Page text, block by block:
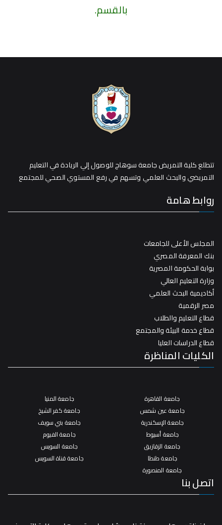
بالقسم.
تتطلع كلية التمريض جامعة سوهاج للوصول إلي الريادة في التعليم
التمريضي والبحث العلمي وتسهم في رفع المستوي الصحي للمجتمع
روابط هامة
المجلس الأعلى للجامعات
بنك المعرفة المصري
بوابة الحكومة المصرية
وزارة التعليم العالي
أكاديمية البحث العلمي
مصر الرقمية
قطاع التعليم والطلاب
قطاع خدمة البيئة والمجتمع
قطاع الدراسات العليا
الكليات المناظرة
جامعة القاهرة
جامعة عين شمس
جامعة الإسكندرية
جامعة أسيوط
جامعة الزقازيق
جامعة طنطا
جامعة المنصورة
جامعة المنيا
جامعة كفر الشيخ
جامعة بني سويف
جامعة الفيوم
جامعة السويس
جامعة قناة السويس
اتصل بنا